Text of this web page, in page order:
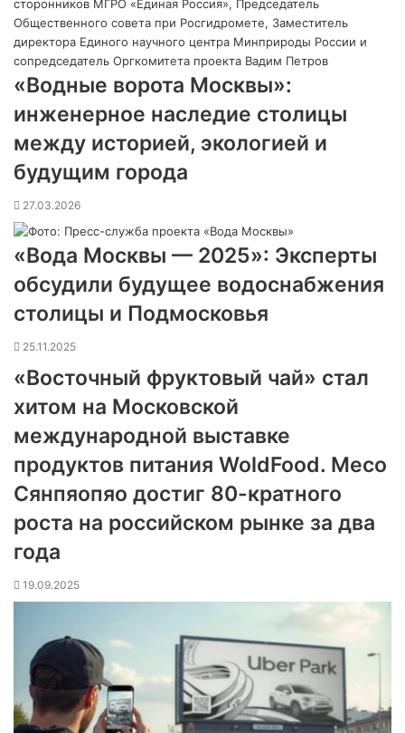
«Водные ворота Москвы»:
инженерное наследие столицы
между историей, экологией и
будущим города
27.03.2026
«Вода Москвы — 2025»: Эксперты
обсудили будущее водоснабжения
столицы и Подмосковья
25.11.2025
«Восточный фруктовый чай» стал
хитом на Московской
международной выставке
продуктов питания WoldFood. Meco
Сянпяопяо достиг 80-кратного
роста на российском рынке за два
года
19.09.2025